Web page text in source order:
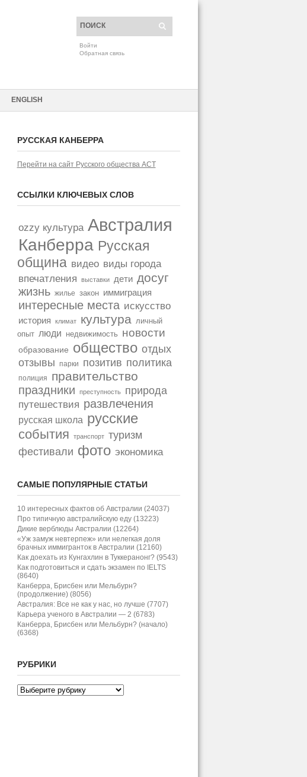
Войти
Обратная связь
ENGLISH
РУССКАЯ КАНБЕРРА
Перейти на сайт Русского общества АСТ
ССЫЛКИ КЛЮЧЕВЫХ СЛОВ
ozzy культура Австралия
Канберра Русская
община видео виды города
впечатления
выставки дети досуг
жизнь жилье закон иммиграция
интересные места искусство
история климат культура личный
опыт люди недвижимость новости
образование общество отдых
отзывы парки позитив политика
полиция правительство
праздники преступность природа
путешествия развлечения
русская школа русские
события транспорт туризм
фестивали фото экономика
САМЫЕ ПОПУЛЯРНЫЕ СТАТЬИ
10 интересных фактов об Австралии (24037)
Про типичную австралийскую еду (13223)
Дикие верблюды Австралии (12264)
«Уж замуж невтерпеж» или нелегкая доля
брачных иммигранток в Австралии (12160)
Как доехать из Кунгахлин в Туккеранонг? (9543)
Как подготовиться и сдать экзамен по IELTS
(8640)
Канберра, Брисбен или Мельбурн?
(продолжение) (8056)
Австралия: Все не как у нас, но лучше (7707)
Карьера ученого в Австралии — 2 (6783)
Канберра, Брисбен или Мельбурн? (начало)
(6368)
РУБРИКИ